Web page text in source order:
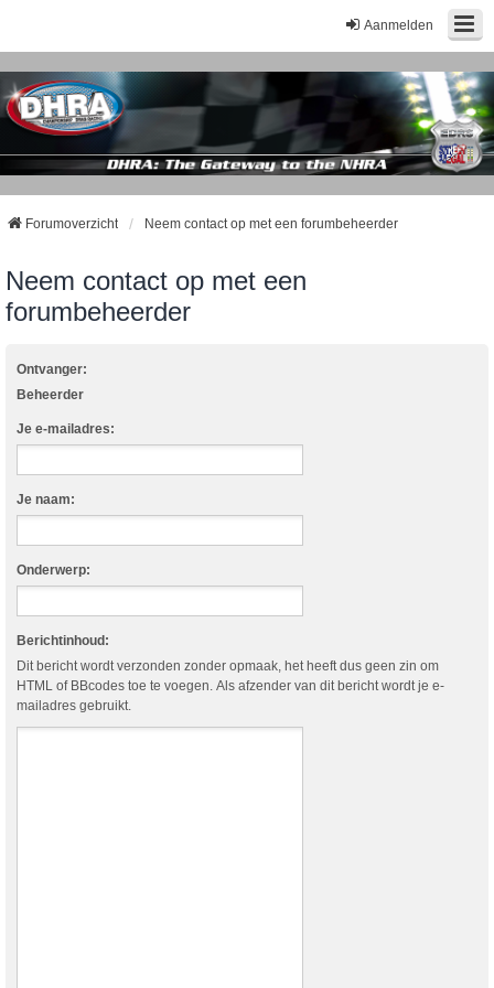
Aanmelden
Forumoverzicht Neem contact op met een forumbeheerder
Neem contact op met een
forumbeheerder
Ontvanger:
Beheerder
Je e-mailadres:
Je naam:
Onderwerp:
Berichtinhoud:
Dit bericht wordt verzonden zonder opmaak, het heeft dus geen zin om
HTML of BBcodes toe te voegen. Als afzender van dit bericht wordt je e-
mailadres gebruikt.